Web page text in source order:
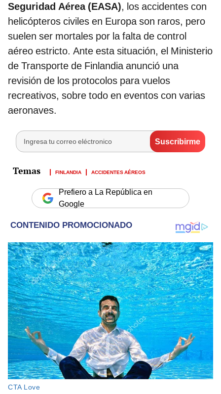
Seguridad Aérea (EASA), los accidentes con
helicópteros civiles en Europa son raros, pero
suelen ser mortales por la falta de control
aéreo estricto. Ante esta situación, el Ministerio
de Transporte de Finlandia anunció una
revisión de los protocolos para vuelos
recreativos, sobre todo en eventos con varias
aeronaves.
FINLANDIA ACCIDENTES AÉREOS
Prefiero a La República en
Google